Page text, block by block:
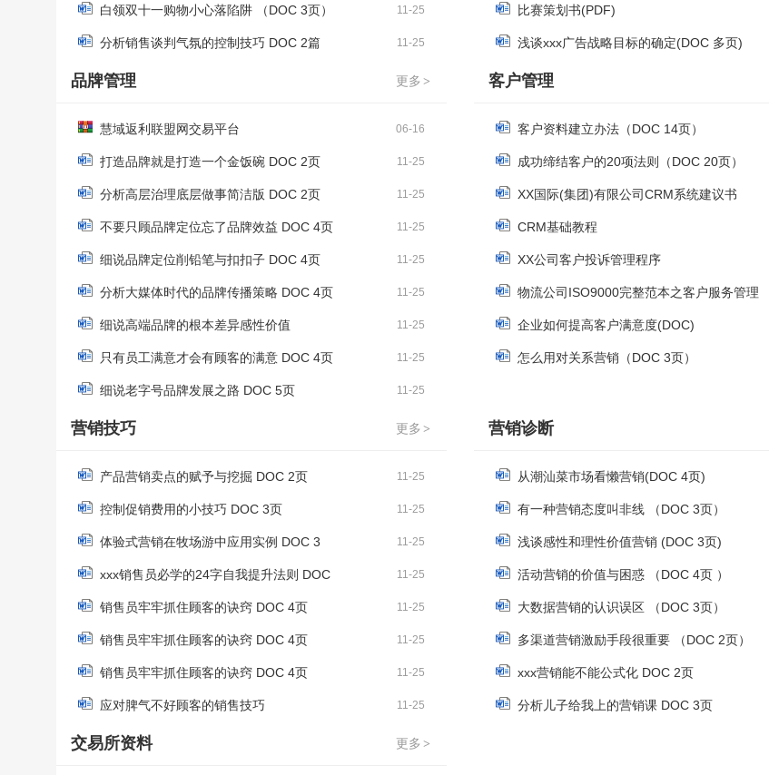
白领双十一购物小心落陷阱 （DOC 3页） 11-25
分析销售谈判气氛的控制技巧 DOC 2篇 11-25
比赛策划书(PDF)
浅谈xxx广告战略目标的确定(DOC 多页)
更多 >
品牌管理
慧域返利联盟网交易平台 06-16
打造品牌就是打造一个金饭碗 DOC 2页 11-25
分析高层治理底层做事简洁版 DOC 2页 11-25
不要只顾品牌定位忘了品牌效益 DOC 4页 11-25
细说品牌定位削铅笔与扣扣子 DOC 4页 11-25
分析大媒体时代的品牌传播策略 DOC 4页 11-25
细说高端品牌的根本差异感性价值 11-25
只有员工满意才会有顾客的满意 DOC 4页 11-25
细说老字号品牌发展之路 DOC 5页 11-25
客户管理
客户资料建立办法（DOC 14页）
成功缔结客户的20项法则（DOC 20页）
XX国际(集团)有限公司CRM系统建议书
CRM基础教程
XX公司客户投诉管理程序
物流公司ISO9000完整范本之客户服务管理
企业如何提高客户满意度(DOC)
怎么用对关系营销（DOC 3页）
更多 >
营销技巧
产品营销卖点的赋予与挖掘 DOC 2页 11-25
控制促销费用的小技巧 DOC 3页 11-25
体验式营销在牧场游中应用实例 DOC 3 11-25
xxx销售员必学的24字自我提升法则 DOC 11-25
销售员牢牢抓住顾客的诀窍 DOC 4页 11-25
销售员牢牢抓住顾客的诀窍 DOC 4页 11-25
销售员牢牢抓住顾客的诀窍 DOC 4页 11-25
应对脾气不好顾客的销售技巧 11-25
营销诊断
从潮汕菜市场看懒营销(DOC 4页)
有一种营销态度叫非线 （DOC 3页）
浅谈感性和理性价值营销 (DOC 3页)
活动营销的价值与困惑 （DOC 4页 ）
大数据营销的认识误区 （DOC 3页）
多渠道营销激励手段很重要 （DOC 2页）
xxx营销能不能公式化 DOC 2页
分析儿子给我上的营销课 DOC 3页
更多 >
交易所资料